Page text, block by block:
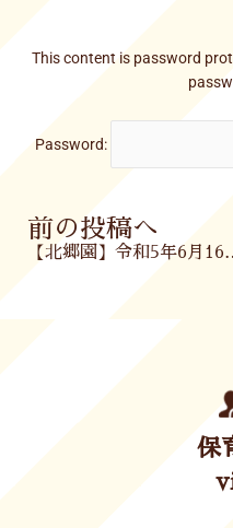
This content is password
Password:
Prev
前の投稿へ
【北郷園
保